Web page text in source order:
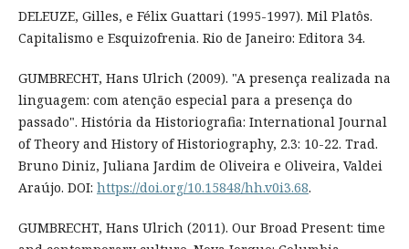
DELEUZE, Gilles, e Félix Guattari (1995-1997). Mil Platôs.
Capitalismo e Esquizofrenia. Rio de Janeiro: Editora 34.
GUMBRECHT, Hans Ulrich (2009). "A presença realizada na
linguagem: com atenção especial para a presença do
passado". História da Historiografia: International Journal
of Theory and History of Historiography, 2.3: 10-22. Trad.
Bruno Diniz, Juliana Jardim de Oliveira e Oliveira, Valdei
Araújo. DOI: https://doi.org/10.15848/hh.v0i3.68.
GUMBRECHT, Hans Ulrich (2011). Our Broad Present: time